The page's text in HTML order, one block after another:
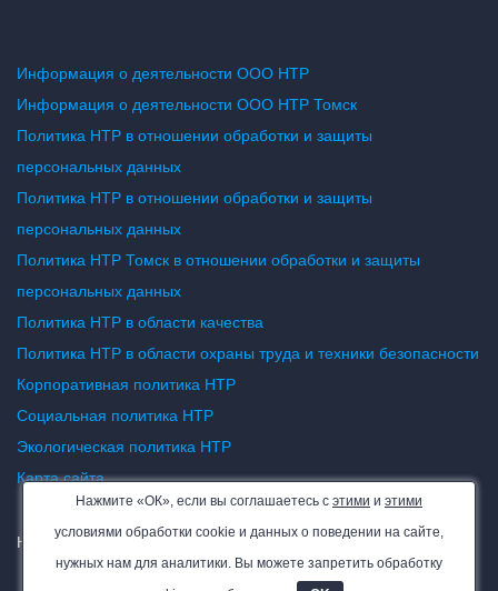
Информация о деятельности ООО НТР
Информация о деятельности ООО НТР Томск
Политика НТР в отношении обработки и защиты
персональных данных
Политика НТР в отношении обработки и защиты
персональных данных
Политика НТР Томск в отношении обработки и защиты
персональных данных
Политика НТР в области качества
Политика НТР в области охраны труда и техники безопасности
Корпоративная политика НТР
Социальная политика НТР
Экологическая политика НТР
Карта сайта
НТР — все права защищены. 2026
Нажмите «ОК», если вы соглашаетесь с этими и этими
условиями обработки cookie и данных о поведении на сайте,
нужных нам для аналитики. Вы можете запретить обработку